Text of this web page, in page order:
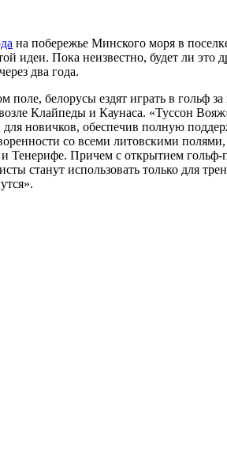
на побережье Минского моря в
идеи. Пока неизвестно, будет ли это
два года.
поле, белорусы ездят играть в гольф
Клайпеды и Каунаса. «Туссон
новичков, обеспечив полную
со всеми литовскими
Причем с открытием гольф-
станут использовать только для